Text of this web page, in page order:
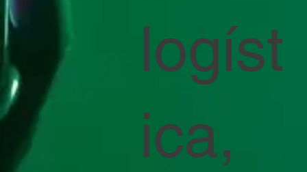
logíst
ica,